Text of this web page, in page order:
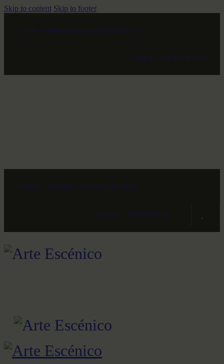
Skip to content Skip to footer
Contacto: arteescenicoymusical@gmail.com
Teléfono: +34 653 51 68 40
Contacto: arteescenicoymusical@gmail.com
Teléfono: +34 653 51 68 40